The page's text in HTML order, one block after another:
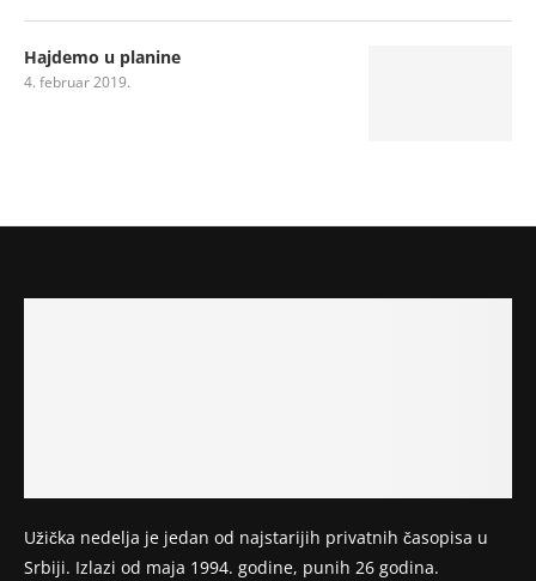
Hajdemo u planine
4. februar 2019.
Užička nedelja je jedan od najstarijih privatnih časopisa u
Srbiji. Izlazi od maja 1994. godine, punih 26 godina.